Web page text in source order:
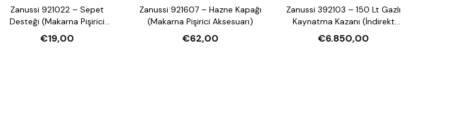
Zanussi 921022 – Sepet
Desteği (Makarna Pişirici
Aksesuarı)
€19,00
Zanussi 921607 – Hazne Kapağı
(Makarna Pişirici Aksesuarı)
€62,00
Zanussi 392103 – 150 Lt Gazlı
Kaynatma Kazanı (İndirekt
Isıtmalı, Otomatik Su
Doldurmalı)
€6.850,00